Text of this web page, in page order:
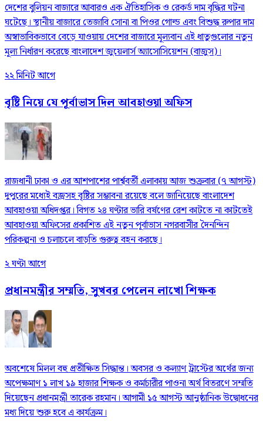
দেশের বুলিয়ন বাজারে আবারও এক ঐতিহাসিক ও রেকর্ড দাম বৃদ্ধির ঘটনা
ঘটেছে। স্থানীয় বাজারে তেজাবি সোনা বা পিওর গোল্ড এবং বিশুদ্ধ রুপার দাম
অস্বাভাবিকভাবে বেড়ে যাওয়ায় দেশের বাজারে মূল্যবান এই ধাতুগুলোর নতুন
মূল্য নির্ধারণ করেছে বাংলাদেশ জুয়েলার্স অ্যাসোসিয়েশন (বাজুস)।
২২ মিনিট আগে
বৃষ্টি নিয়ে যে পূর্বাভাস দিল আবহাওয়া অফিস
রাজধানী ঢাকা ও এর আশপাশের পার্শ্ববর্তী এলাকায় আজ শুক্রবার (৭ আগস্ট)
দুপুরের মধ্যেই বজ্রসহ বৃষ্টির সম্ভাবনা রয়েছে বলে জানিয়েছে বাংলাদেশ
আবহাওয়া অধিদপ্তর। বিগত ২৪ ঘণ্টার ভারি বর্ষণের রেশ কাটতে না কাটতেই
আবহাওয়া অফিসের প্রকাশিত এই নতুন পূর্বাভাস নগরবাসীর দৈনন্দিন
পরিকল্পনা ও চলাচলে বাড়তি গুরুত্ব বহন করছে।
২ ঘণ্টা আগে
প্রধানমন্ত্রীর সম্মতি, সুখবর পেলেন লাখো শিক্ষক
অবশেষে মিলল বহু প্রতীক্ষিত সিদ্ধান্ত। অবসর ও কল্যাণ ট্রাস্টের অর্থের জন্য
অপেক্ষমাণ ১ লাখ ১৯ হাজার শিক্ষক ও কর্মচারীর পাওনা অর্থ বিতরণে সম্মতি
দিয়েছেন প্রধানমন্ত্রী তারেক রহমান। আগামী ১৫ আগস্ট আনুষ্ঠানিক উদ্বোধনের
মধ্য দিয়ে শুরু হবে এ কার্যক্রম।